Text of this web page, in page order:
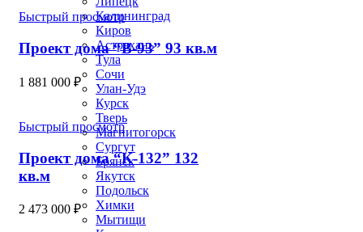
Калининград
Киров
Астрахань
Тула
Сочи
Улан-Удэ
Курск
Тверь
Магнитогорск
Сургут
Брянск
Якутск
Подольск
Химки
Мытищи
Быстрый просмотр
Проект дома “В-93” 93 кв.м
1 881 000 ₽
Быстрый просмотр
Проект дома “К-132” 132
кв.м
2 473 000 ₽